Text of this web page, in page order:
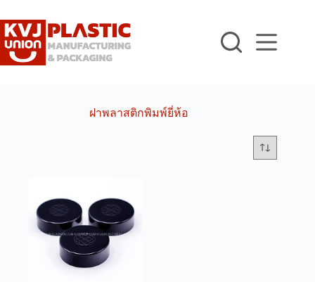
to
content
ฝาพลาสติกพิมพ์ยี่ห้อ